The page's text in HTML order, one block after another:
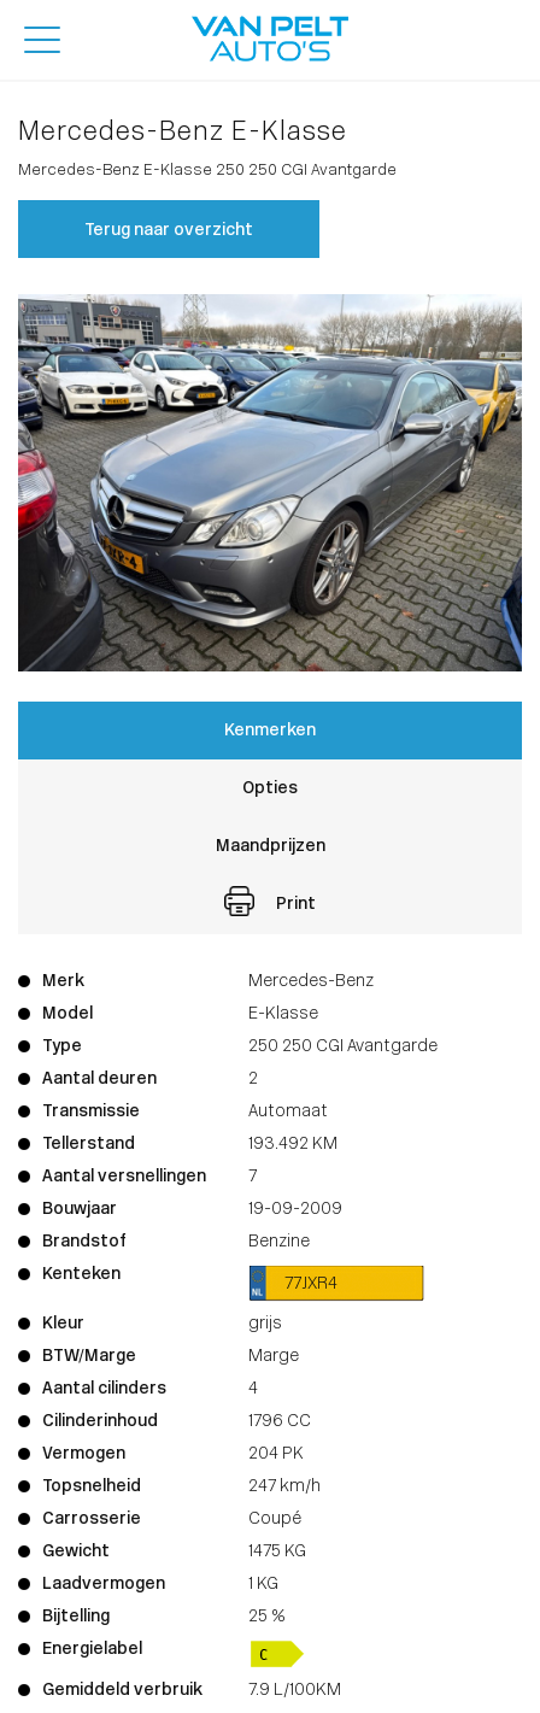
Mercedes-Benz E-Klasse
Mercedes-Benz E-Klasse 250 250 CGI Avantgarde
Terug naar overzicht
Kenmerken
Opties
Maandprijzen
Print
Merk
Mercedes-Benz
Model
E-Klasse
Type
250 250 CGI Avantgarde
Aantal deuren
2
Transmissie
Automaat
Tellerstand
193.492 KM
Aantal versnellingen
7
Bouwjaar
19-09-2009
Brandstof
Benzine
Kenteken
77JXR4
Kleur
grijs
BTW/Marge
Marge
Aantal cilinders
4
Cilinderinhoud
1796 CC
Vermogen
204 PK
Topsnelheid
247 km/h
Carrosserie
Coupé
Gewicht
1475 KG
Laadvermogen
1 KG
Bijtelling
25 %
Energielabel
Gemiddeld verbruik
7.9 L/100KM